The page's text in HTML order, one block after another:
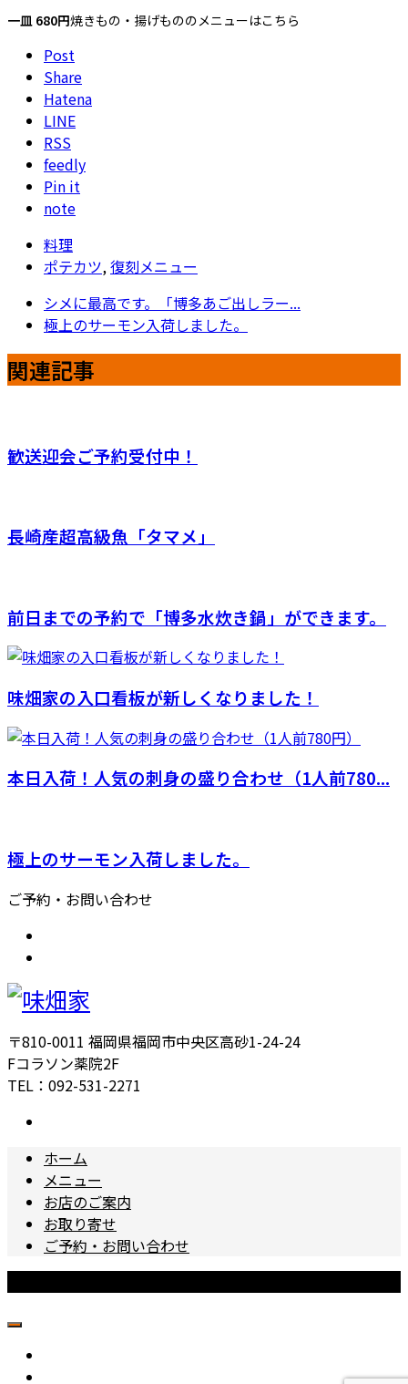
一皿 680円焼きもの・揚げもののメニューはこちら
Post
Share
Hatena
LINE
RSS
feedly
Pin it
note
料理
ポテカツ,復刻メニュー
シメに最高です。「博多あご出しラー...
極上のサーモン入荷しました。
関連記事
歓送迎会ご予約受付中！
長崎産超高級魚「タマメ」
前日までの予約で「博多水炊き鍋」ができます。
味畑家の入口看板が新しくなりました！
本日入荷！人気の刺身の盛り合わせ（1人前780...
極上のサーモン入荷しました。
ご予約・お問い合わせ
〒810-0011 福岡県福岡市中央区高砂1-24-24
Fコラソン薬院2F
TEL：092-531-2271
ホーム
メニュー
お店のご案内
お取り寄せ
ご予約・お問い合わせ